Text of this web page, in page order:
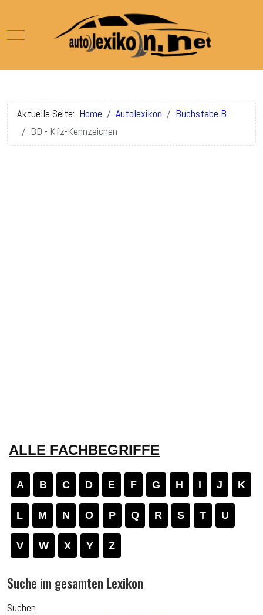
Mobile Menu Toggle
Aktuelle Seite: Home Autolexikon
Buchstabe B
BD - Kfz-Kennzeichen
ALLE FACHBEGRIFFE
A B C D E F G H I J K
L M N O P Q R S T U
V W X Y Z
Suche im gesamten Lexikon
Suchen